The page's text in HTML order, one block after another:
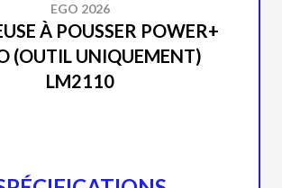
EGO 2026
À POUSSER POWER+
(OUTIL UNIQUEMENT)
LM2110